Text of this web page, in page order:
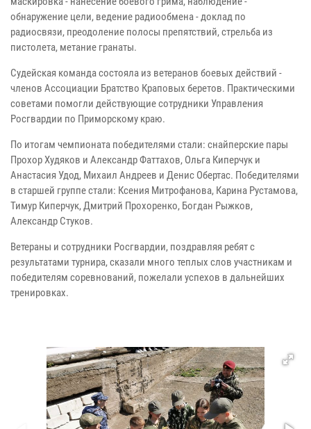
обнаружение цели, ведение радиообмена - доклад по
радиосвязи, преодоление полосы препятствий, стрельба из
пистолета, метание гранаты.
Судейская команда состояла из ветеранов боевых действий -
членов Ассоциации Братство Краповых беретов. Практическими
советами помогли действующие сотрудники Управления
Росгвардии по Приморскому краю.
По итогам чемпионата победителями стали: снайперские пары
Прохор Худяков и Александр Фаттахов, Ольга Киперчук и
Анастасия Удод, Михаил Андреев и Денис Обертас. Победителями
в старшей группе стали: Ксения Митрофанова, Карина Рустамова,
Тимур Киперчук, Дмитрий Прохоренко, Богдан Рыжков,
Александр Стуков.
Ветераны и сотрудники Росгвардии, поздравляя ребят с
результатами турнира, сказали много теплых слов участникам и
победителям соревнований, пожелали успехов в дальнейших
тренировках.